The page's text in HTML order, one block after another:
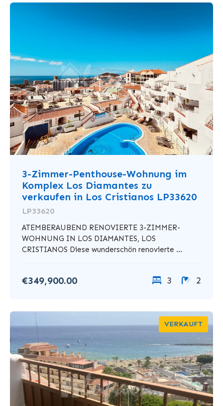
3-Zimmer-Penthouse-Wohnung im
Komplex Los Diamantes zu
verkaufen in Los Cristianos LP33620
LP33620
ATEMBERAUBEND RENOVIERTE 3-ZIMMER-
WOHNUNG IN LOS DIAMANTES, LOS
CRISTIANOS Diese wunderschön renovierte ...
€349,900.00 3 2
VERKAUFT